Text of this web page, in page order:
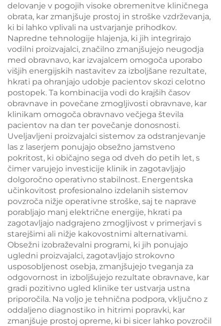
delovanje v pogojih visoke obremenitve kliničnega
obrata, kar zmanjšuje prostoj in stroške vzdrževanja,
ki bi lahko vplivali na ustvarjanje prihodkov.
Napredne tehnologije hlajenja, ki jih integrirajo
vodilni proizvajalci, značilno zmanjšujejo neugodja
med obravnavo, kar izvajalcem omogoča uporabo
višjih energijskih nastavitev za izboljšane rezultate,
hkrati pa ohranjajo udobje pacientov skozi celotno
postopek. Ta kombinacija vodi do krajših časov
obravnave in povečane zmogljivosti obravnave, kar
klinikam omogoča obravnavo večjega števila
pacientov na dan ter povečanje donosnosti.
Uveljavljeni proizvajalci sistemov za odstranjevanje
las z laserjem ponujajo obsežno jamstveno
pokritost, ki običajno sega od dveh do petih let, s
čimer varujejo investicije klinik in zagotavljajo
dolgoročno operativno stabilnost. Energentska
učinkovitost profesionalno izdelanih sistemov
povzroča nižje operativne stroške, saj te naprave
porabljajo manj električne energije, hkrati pa
zagotavljajo nadgrajeno zmogljivost v primerjavi s
starejšimi ali nižje kakovostnimi alternativami.
Obsežni izobraževalni programi, ki jih ponujajo
ugledni proizvajalci, zagotavljajo strokovno
usposobljenost osebja, zmanjšujejo tveganja za
odgovornost in izboljšujejo rezultate obravnave, kar
gradi pozitivno ugled klinike ter ustvarja ustna
priporočila. Na voljo je tehnična podpora, vključno z
oddaljeno diagnostiko in hitrimi popravki, kar
zmanjšuje prostoj opreme, ki bi sicer lahko povzročil